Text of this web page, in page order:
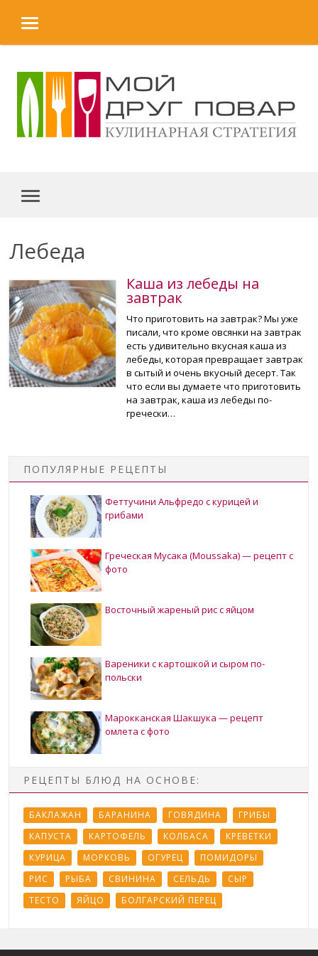
MENU
MENU
Лебеда
Каша из лебеды на
завтрак
Что приготовить на завтрак? Мы уже
писали, что кроме овсянки на завтрак
есть удивительно вкусная каша из
лебеды, которая превращает завтрак
в сытый и очень вкусный десерт. Так
что если вы думаете что приготовить
на завтрак, каша из лебеды по-
гречески…
ПОПУЛЯРНЫЕ РЕЦЕПТЫ
Феттучини Альфредо с курицей и
грибами
Греческая Мусака (Moussaka) — рецепт с
фото
Восточный жареный рис с яйцом
Вареники с картошкой и сыром по-
польски
Марокканская Шакшука — рецепт
омлета с фото
РЕЦЕПТЫ БЛЮД НА ОСНОВЕ:
БАКЛАЖАН БАРАНИНА ГОВЯДИНА
ГРИБЫ
КАПУСТА
КАРТОФЕЛЬ КОЛБАСА
КРЕВЕТКИ
КУРИЦА
МОРКОВЬ ОГУРЕЦ
ПОМИДОРЫ
РИС
РЫБА СВИНИНА СЕЛЬДЬ
СЫР
ТЕСТО
ЯЙЦО БОЛГАРСКИЙ ПЕРЕЦ